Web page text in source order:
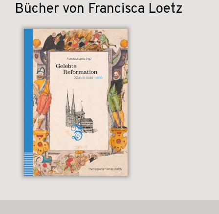
Bücher von Francisca Loetz